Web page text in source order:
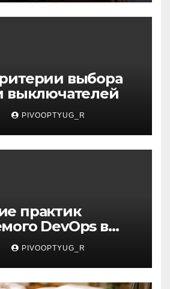
выбора
выключателей
PIVOOPTYUG_R
практик
DevOps в
ИТ-
PIVOOPTYUG_R